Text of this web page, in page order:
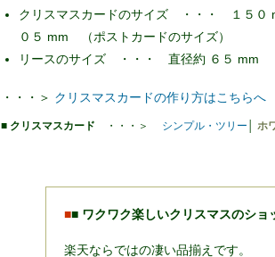
クリスマスカードのサイズ ・・・ １５０
０５ mm （ポストカードのサイズ）
リースのサイズ ・・・ 直径約 ６５ mm
・・・＞ クリスマスカードの作り方はこちらへ
■ クリスマスカード ・・・＞ シンプル・ツリー ホ
■■ ワクワク楽しいクリスマスのショ
楽天ならではの凄い品揃えです。